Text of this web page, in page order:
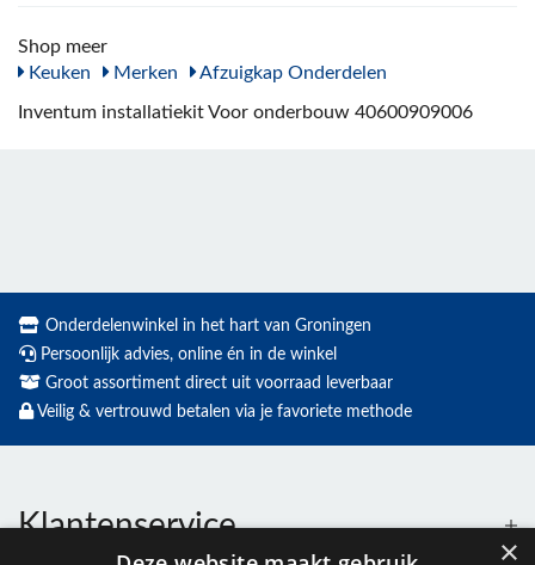
Shop meer
Keuken
Merken Afzuigkap Onderdelen
Inventum installatiekit Voor onderbouw 40600909006
Onderdelenwinkel in het hart van Groningen
Persoonlijk advies, online én in de winkel
Groot assortiment direct uit voorraad leverbaar
Veilig & vertrouwd betalen via je favoriete methode
Klantenservice
×